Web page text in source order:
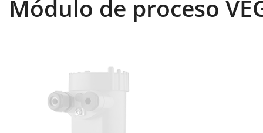
Módulo de proceso